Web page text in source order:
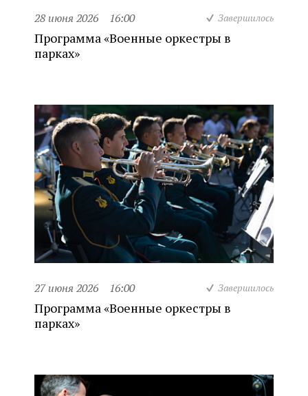
28 июня 2026 16:00 Завершилось
Программа «Военные оркестры в
парках»
27 июня 2026 16:00 Завершилось
Программа «Военные оркестры в
парках»